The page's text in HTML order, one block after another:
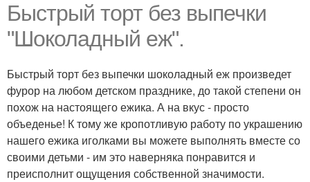
Быстрый торт без выпечки
"Шоколадный еж".
Быстрый торт без выпечки шоколадный еж произведет
фурор на любом детском празднике, до такой степени он
похож на настоящего ежика. А на вкус - просто
объеденье! К тому же кропотливую работу по украшению
нашего ежика иголками вы можете выполнять вместе со
своими детьми - им это наверняка понравится и
преисполнит ощущения собственной значимости.